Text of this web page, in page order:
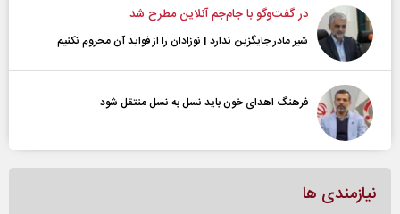
در گفت‌و‌گو با جام‌جم آنلاین مطرح شد
شیر مادر جایگزین ندارد | نوزادان را از فواید آن محروم نکنیم
فرهنگ اهدای خون باید نسل به نسل منتقل شود
نیازمندی ها